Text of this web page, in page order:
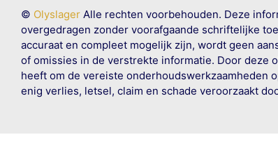
© OlyslagerAlle rechten voorbehouden. Deze
overgedragen zonder voorafgaande schriftelijke
accuraat en compleet mogelijk zijn, wordt geen
of omissies in de verstrekte informatie. Door deze
heeft om de vereiste
enig verlies, letsel, claim en schade veroorzaakt